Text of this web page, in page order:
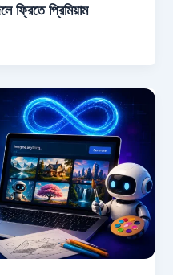
ফ্রিতে প্রিমিয়াম